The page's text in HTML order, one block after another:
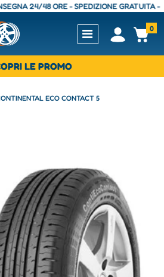
24/48 ORE - SPEDIZIONE GRATUITA -
Open0
LE PROMO
ECO CONTACT 5